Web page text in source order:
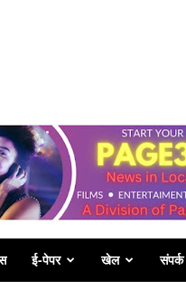
ई-पेपर खेल संपर्क